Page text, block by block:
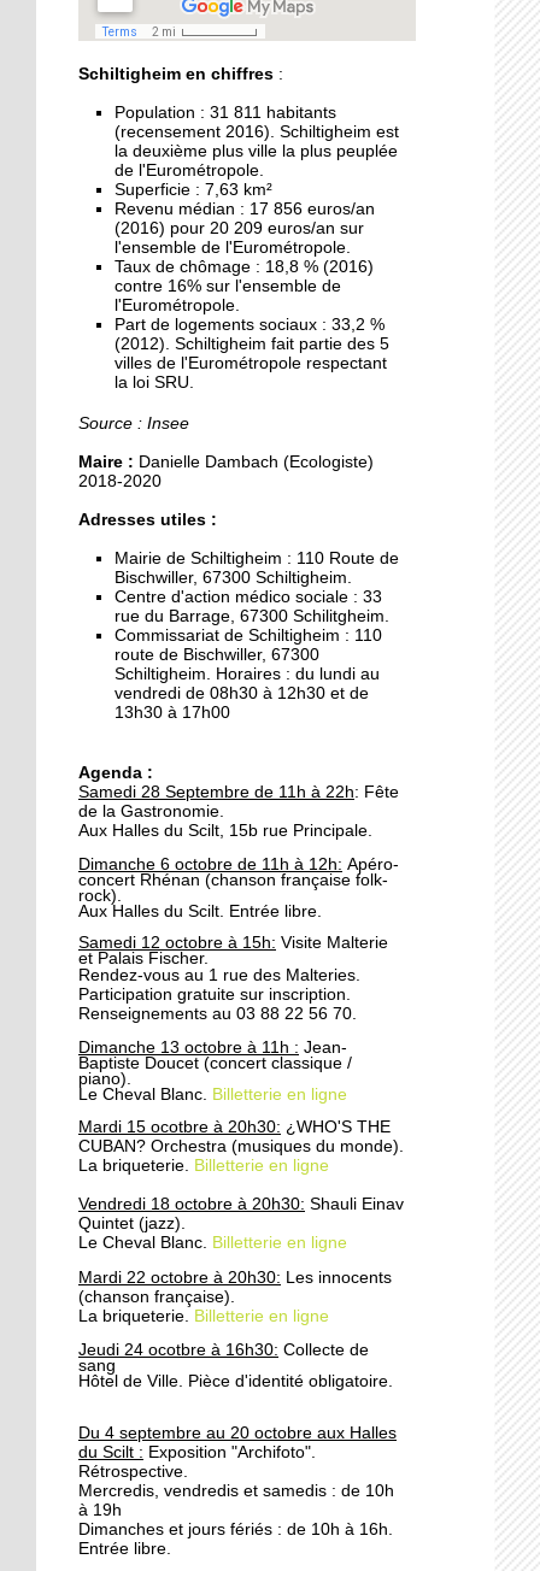
30 septembre 2019
Accident à Schiltigheim :
une cycliste tuée
27 septembre 2019
Handball : Schiltigheim
affronte Sélestat pour la
suprématie régionale
27 septembre 2019
Pas de protection
fonctionnelle pour
l’ancien maire Kutner
27 septembre 2019
conquête de l'Espace
européen de l'entreprise
journalistes reviennent
sur les lieux de l'incendie
26 septembre 2019
Municipales 2020:
Christian Ball investi par
Les Républicains
La gastronomie s'invite
aux Halles
24 septembre 2019
Journées de
Kundoo ouvre le bal
24 septembre 2019
Travaux rue des
Chasseurs et rue de la
Patrie : fermeture à la
circulation
24 septembre 2019
Attention aux coupures
d'eau
24 septembre 2019
Concertation publique:
Réaménagement des rues
Wenger-Valentin et
Raiffeisen
Cette épicerie où l'on
apprend le français
5 octobre 2016
Paroissiens et réfugiés
Schiltigheim en chiffres :
Population : 31 811 habitants
(recensement 2016). Schiltigheim est
la deuxième plus ville la plus peuplée
de l'Eurométropole.
Superficie : 7,63 km²
Revenu médian : 17 856 euros/an
(2016) pour 20 209 euros/an sur
l'ensemble de l'Eurométropole.
Taux de chômage : 18,8 % (2016)
contre 16% sur l'ensemble de
l'Eurométropole.
Part de logements sociaux : 33,2 %
(2012). Schiltigheim fait partie des 5
villes de l'Eurométropole respectant
la loi SRU.
Source : Insee
Maire : Danielle Dambach (Ecologiste)
2018-2020
Adresses utiles :
Mairie de Schiltigheim : 110 Route de
Bischwiller, 67300 Schiltigheim.
Centre d'action médico sociale : 33
rue du Barrage, 67300 Schilitgheim.
Commissariat de Schiltigheim : 110
route de Bischwiller, 67300
Schiltigheim. Horaires : du lundi au
vendredi de 08h30 à 12h30 et de
13h30 à 17h00
Agenda :
Samedi 28 Septembre de 11h à 22h: Fête
de la Gastronomie.
Aux Halles du Scilt, 15b rue Principale.
Dimanche 6 octobre de 11h à 12h: Apéro-
concert Rhénan (chanson française folk-
rock).
Aux Halles du Scilt. Entrée libre.
Samedi 12 octobre à 15h: Visite Malterie
et Palais Fischer.
Rendez-vous au 1 rue des Malteries.
Participation gratuite sur inscription.
Renseignements au 03 88 22 56 70.
Dimanche 13 octobre à 11h : Jean-
Baptiste Doucet (concert classique /
piano).
Le Cheval Blanc. Billetterie en ligne
Mardi 15 ocotbre à 20h30: ¿WHO'S THE
CUBAN? Orchestra (musiques du monde).
La briqueterie. Billetterie en ligne
Vendredi 18 octobre à 20h30: Shauli Einav
Quintet (jazz).
Le Cheval Blanc. Billetterie en ligne
Mardi 22 octobre à 20h30: Les innocents
(chanson française).
La briqueterie. Billetterie en ligne
Jeudi 24 ocotbre à 16h30: Collecte de
sang
Hôtel de Ville. Pièce d'identité obligatoire.
Du 4 septembre au 20 octobre aux Halles
du Scilt : Exposition "Archifoto".
Rétrospective.
Mercredis, vendredis et samedis : de 10h
à 19h
Dimanches et jours fériés : de 10h à 16h.
Entrée libre.